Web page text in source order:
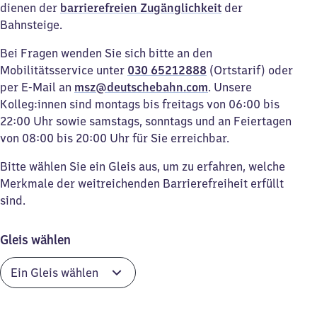
dienen der barrierefreien Zugänglichkeit der
Bahnsteige.
Bei Fragen wenden Sie sich bitte an den
Mobilitätsservice unter 030 65212888 (Ortstarif) oder
per E-Mail an msz@deutschebahn.com. Unsere
Kolleg:innen sind montags bis freitags von 06:00 bis
22:00 Uhr sowie samstags, sonntags und an Feiertagen
von 08:00 bis 20:00 Uhr für Sie erreichbar.
Bitte wählen Sie ein Gleis aus, um zu erfahren, welche
Merkmale der weitreichenden Barrierefreiheit erfüllt
sind.
Gleis wählen